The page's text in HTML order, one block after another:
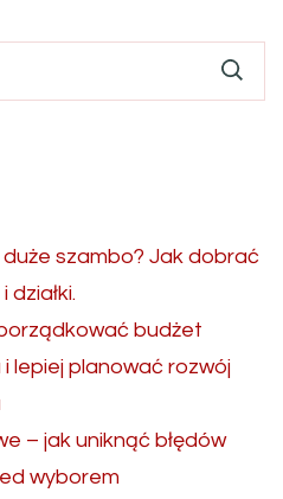
duże szambo? Jak dobrać
działki.
budżet
lepiej planować rozwój
– jak uniknąć błędów
wyborem